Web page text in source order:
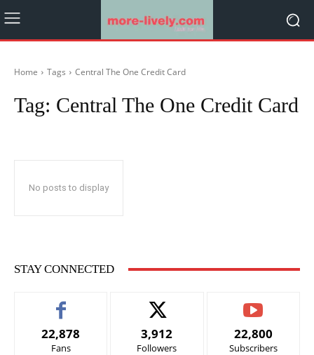
Home Tags Central The One Credit Card
Tag: Central The One Credit Card
No posts to display
STAY CONNECTED
22,878
Fans
3,912
Followers
22,800
Subscribers